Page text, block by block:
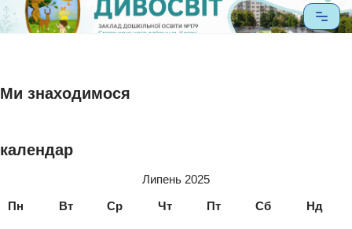
Ми знаходимося
календар
Липень 2025
Пн
Вт Ср Чт Пт Сб Нд